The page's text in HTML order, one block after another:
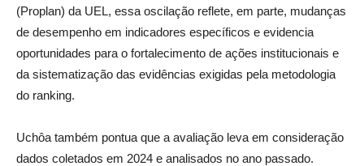
(Proplan) da UEL, essa oscilação reflete, em parte, mudanças
de desempenho em indicadores específicos e evidencia
oportunidades para o fortalecimento de ações institucionais e
da sistematização das evidências exigidas pela metodologia
do ranking.
Uchôa também pontua que a avaliação leva em consideração
dados coletados em 2024 e analisados no ano passado.